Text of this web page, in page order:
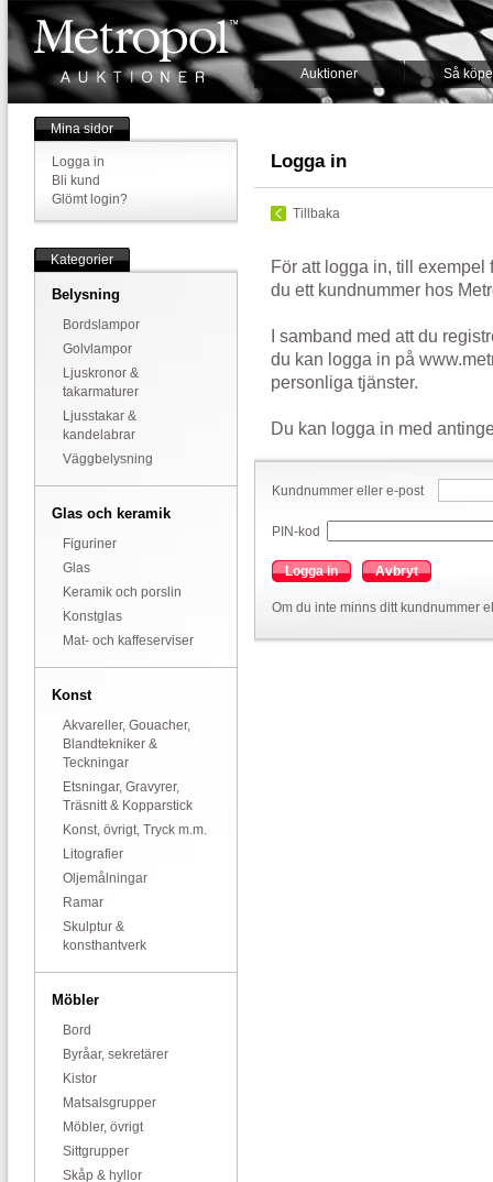
Auktioner Så
Mina sidor
Logga in
Bli kund
Glömt login?
Kategorier
Belysning
Bordslampor
Golvlampor
Ljuskronor &
takarmaturer
Ljusstakar &
kandelabrar
Väggbelysning
Glas och keramik
Figuriner
Glas
Keramik och porslin
Konstglas
Mat- och kaffeserviser
Konst
Akvareller, Gouacher,
Blandtekniker &
Teckningar
Etsningar, Gravyrer,
Träsnitt & Kopparstick
Konst, övrigt, Tryck m.m.
Litografier
Oljemålningar
Ramar
Skulptur &
konsthantverk
Möbler
Bord
Byråar, sekretärer
Kistor
Matsalsgrupper
Möbler, övrigt
Sittgrupper
Skåp & hyllor
Logga in
Tillbaka
För att logga in, till exempel
du ett kundnummer hos
I samband med att du
du kan logga in på
personliga tjänster.
Du kan logga in med
Kundnummer eller e-post
PIN-kod
Logga in Avbryt
Om du inte minns ditt kundnummer